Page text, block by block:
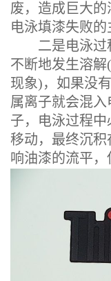
废，造成巨大
电泳填漆失败的
二是电泳过
不断地发生溶
现象)，如果没
属离子就会混
子，电泳过程
移动，最终沉
响油漆的流平，